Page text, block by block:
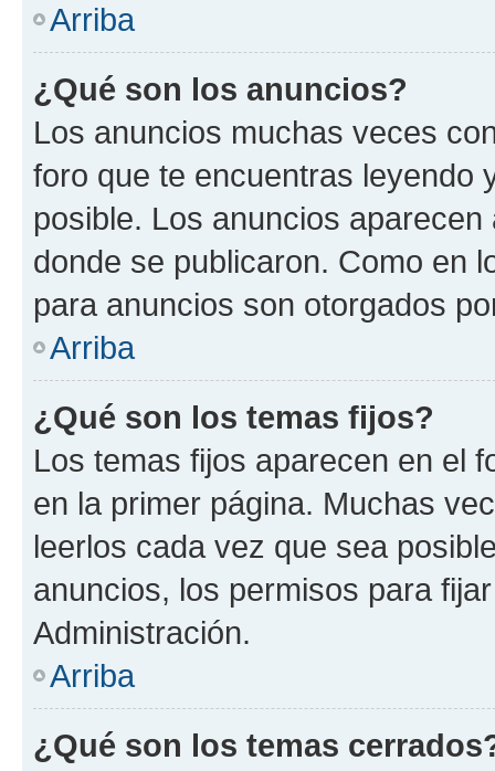
Arriba
¿Qué son los anuncios?
Los anuncios muchas veces
foro que te encuentras leyendo
posible. Los anuncios
donde se publicaron. Como en
para anuncios son otorgados
Arriba
¿Qué son los temas fijos?
Los temas fijos aparecen en el
en la primer página. Muchas
leerlos cada vez que sea
anuncios, los permisos para
Administración.
Arriba
¿Qué son los temas